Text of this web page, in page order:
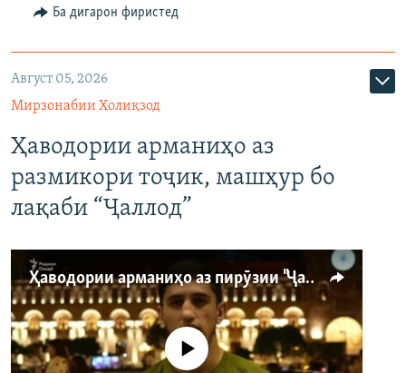
Ба дигарон фиристед
Август 05, 2026
Мирзонабии Холиқзод
Ҳаводории арманиҳо аз
размикори тоҷик, машҳур бо
лақаби “Ҷаллод”
Ҳаводории арманиҳо аз пирӯзии "Ҷаллод"-и тоҷик
Феълан кор намекунад